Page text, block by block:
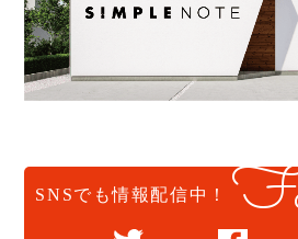
SNSでも情報配信中！